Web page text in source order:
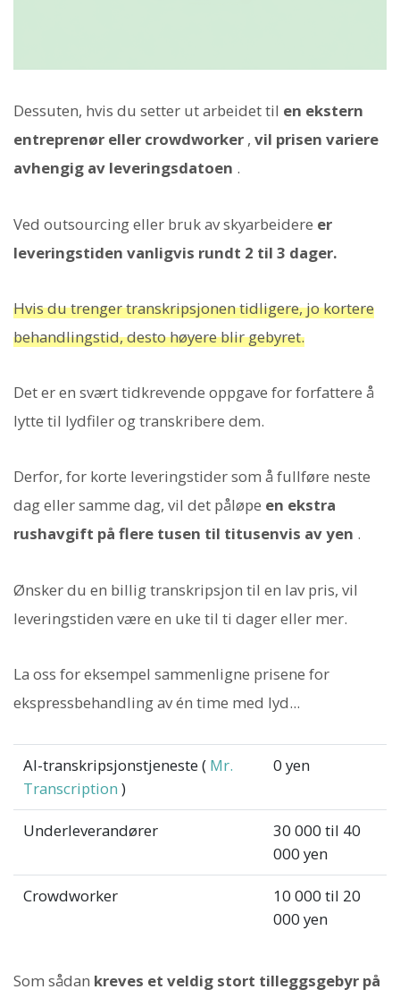
Dessuten, hvis du setter ut arbeidet til en ekstern
entreprenør eller crowdworker , vil prisen variere
avhengig av leveringsdatoen .
Ved outsourcing eller bruk av skyarbeidere er
leveringstiden vanligvis rundt 2 til 3 dager.
Hvis du trenger transkripsjonen tidligere, jo kortere
behandlingstid, desto høyere blir gebyret.
Det er en svært tidkrevende oppgave for forfattere å
lytte til lydfiler og transkribere dem.
Derfor, for korte leveringstider som å fullføre neste
dag eller samme dag, vil det påløpe en ekstra
rushavgift på flere tusen til titusenvis av yen .
Ønsker du en billig transkripsjon til en lav pris, vil
leveringstiden være en uke til ti dager eller mer.
La oss for eksempel sammenligne prisene for
ekspressbehandling av én time med lyd...
AI-transkripsjonstjeneste ( Mr.
Transcription )
0 yen
Underleverandører
30 000 til 40
000 yen
Crowdworker
10 000 til 20
000 yen
Som sådan kreves et veldig stort tilleggsgebyr på